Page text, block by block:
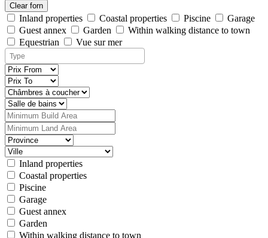
Clear forn
Inland properties Coastal properties Piscine
Garage
Guest annex
Garden
Within walking distance to town
Equestrian
Vue sur mer
Inland properties
Coastal properties
Piscine
Garage
Guest annex
Garden
Within walking distance to town